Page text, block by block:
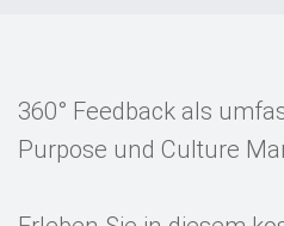
360° Feedback als
Purpose und Culture